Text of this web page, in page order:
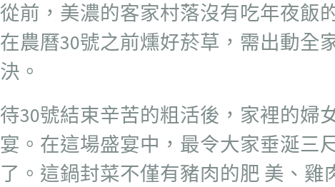
從前，美濃的客家村落沒有吃年夜飯
在農曆30號之前燻好菸草，需出動全
決。
待30號結束辛苦的粗活後，家裡的婦
宴。在這場盛宴中，最令大家垂涎三
了。這鍋封菜不僅有豬肉的肥 美、雞